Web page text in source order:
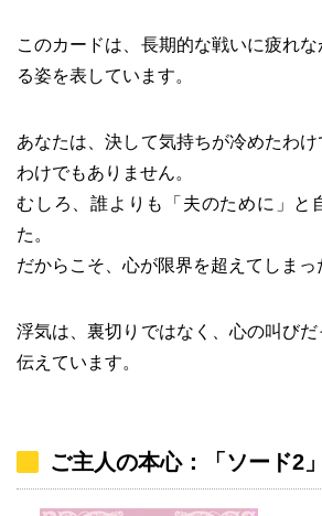
このカードは、長期的な戦いに疲れ
る姿を表しています。
あなたは、決して気持ちが冷めたわ
わけでもありません。
むしろ、誰よりも「夫のために」と
た。
だからこそ、心が限界を超えてしまっ
浮気は、裏切りではなく、心の叫び
伝えています。
ご主人の本心：「ソード2